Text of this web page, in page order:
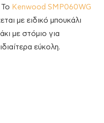
Kenwood SMP060WG
με ειδικό μπουκάλι
με στόμιο για
εύκολη.